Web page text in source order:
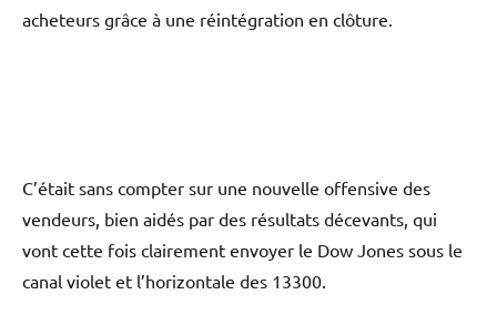
acheteurs grâce à une réintégration en clôture.
C’était sans compter sur une nouvelle offensive des
vendeurs, bien aidés par des résultats décevants, qui
vont cette fois clairement envoyer le Dow Jones sous le
canal violet et l’horizontale des 13300.